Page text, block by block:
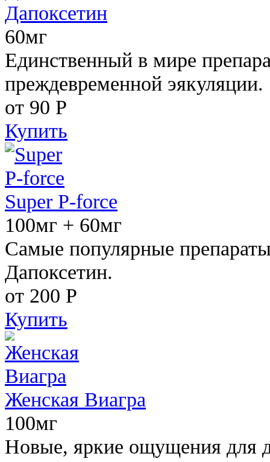
Дапоксетин
60мг
Единственный в мире
преждевременной эякуляции.
от 90 Р
Купить
Super P-force
100мг + 60мг
Самые популярные
Дапоксетин.
от 200 Р
Купить
Женская Виагра
100мг
Новые, яркие ощущения для